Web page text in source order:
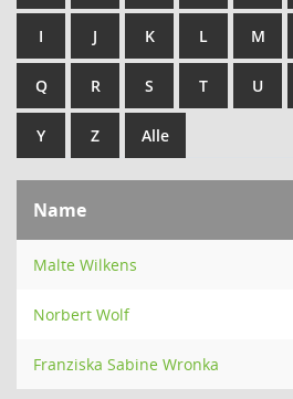
I J K L M
Q R S T U
Y Z Alle
Name
Malte Wilkens
Norbert Wolf
Franziska Sabine Wronka